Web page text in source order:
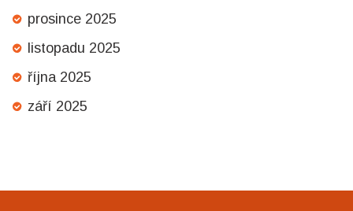
prosince 2025
listopadu 2025
října 2025
září 2025